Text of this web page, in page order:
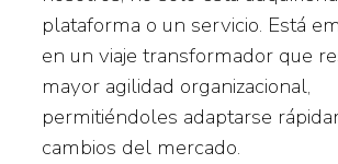
plataforma o un servicio. Está
en un viaje transformador que
mayor agilidad organizacional,
permitiéndoles adaptarse
cambios del mercado.